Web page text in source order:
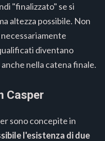
"finalizzato" se si
altezza possibile. Non
diventano
nella catena finale.
Casper
sono concepite in
l'esistenza di due